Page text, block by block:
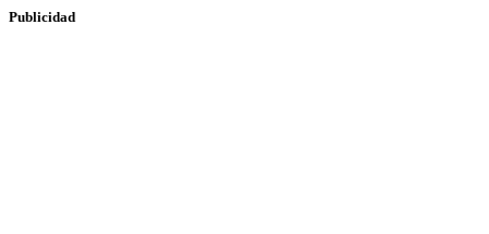
Publicidad